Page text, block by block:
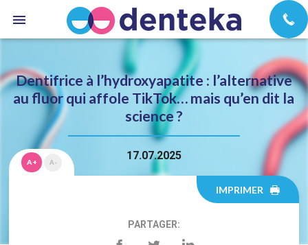
Dentifrice à l’hydroxyapatite : l’alternative
au fluor qui affole TikTok… mais qu’en dit la
science ?
17.07.2025
A+ A-
IMPRIMER
PARTAGER: